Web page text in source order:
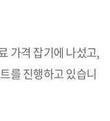
가격 잡기에 나섰고,
를 진행하고 있습니